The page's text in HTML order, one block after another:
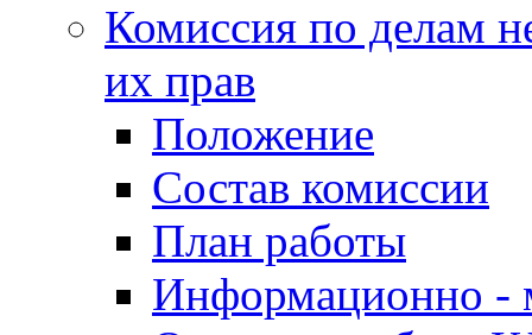
Комиссия по делам
их прав
Положение
Состав комиссии
План работы
Информационно -